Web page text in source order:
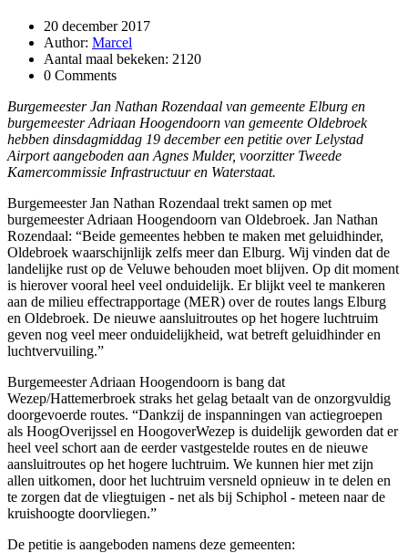
20 december 2017
Author: Marcel
Aantal maal bekeken: 2120
0 Comments
Burgemeester Jan Nathan Rozendaal van gemeente Elburg en
burgemeester Adriaan Hoogendoorn van gemeente Oldebroek
hebben dinsdagmiddag 19 december een petitie over Lelystad
Airport aangeboden aan Agnes Mulder, voorzitter Tweede
Kamercommissie Infrastructuur en Waterstaat.
Burgemeester Jan Nathan Rozendaal trekt samen op met
burgemeester Adriaan Hoogendoorn van Oldebroek. Jan Nathan
Rozendaal: “Beide gemeentes hebben te maken met geluidhinder,
Oldebroek waarschijnlijk zelfs meer dan Elburg. Wij vinden dat de
landelijke rust op de Veluwe behouden moet blijven. Op dit moment
is hierover vooral heel veel onduidelijk. Er blijkt veel te mankeren
aan de milieu effectrapportage (MER) over de routes langs Elburg
en Oldebroek. De nieuwe aansluitroutes op het hogere luchtruim
geven nog veel meer onduidelijkheid, wat betreft geluidhinder en
luchtvervuiling.”
Burgemeester Adriaan Hoogendoorn is bang dat
Wezep/Hattemerbroek straks het gelag betaalt van de onzorgvuldig
doorgevoerde routes. “Dankzij de inspanningen van actiegroepen
als HoogOverijssel en HoogoverWezep is duidelijk geworden dat er
heel veel schort aan de eerder vastgestelde routes en de nieuwe
aansluitroutes op het hogere luchtruim. We kunnen hier met zijn
allen uitkomen, door het luchtruim versneld opnieuw in te delen en
te zorgen dat de vliegtuigen - net als bij Schiphol - meteen naar de
kruishoogte doorvliegen.”
De petitie is aangeboden namens deze gemeenten: